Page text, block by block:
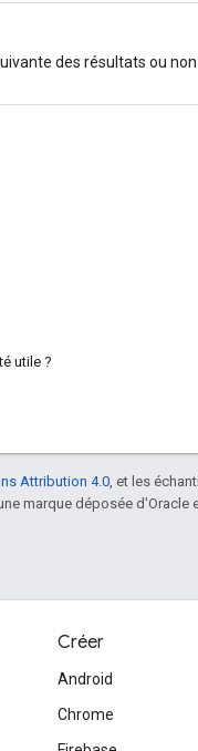
des résultats ou
utile ?
Attribution 4.0 , et les
une marque déposée
Créer
Android
Chrome